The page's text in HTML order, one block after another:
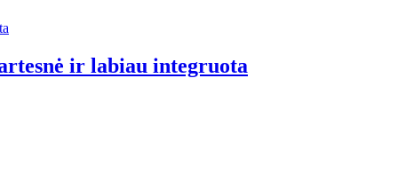
ir labiau integruota